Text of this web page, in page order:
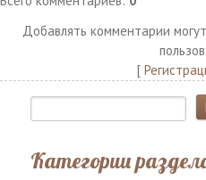
Добавлять комментарии
[
Категории